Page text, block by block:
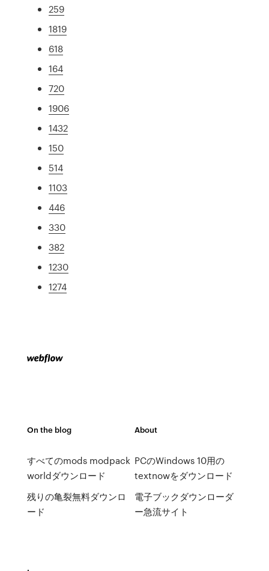
259
1819
618
164
720
1906
1432
150
514
1103
446
330
382
1230
1274
On the blog
すべてのmods modpack
worldダウンロード
残りの亀裂無料ダウンロ
ード
About
PCのWindows 10用の
textnowをダウンロード
電子ブックダウンローダ
ー急流サイト